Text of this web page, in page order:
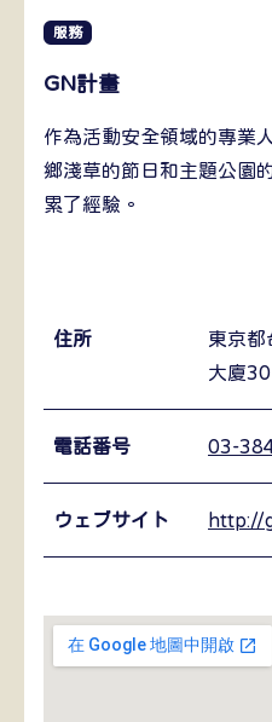
服務
GN計畫
作為活動安全領域的專業
鄉淺草的節日和主題公園
累了經驗。
住所
東京
大廈
電話番号 03-
ウェブサイト http://